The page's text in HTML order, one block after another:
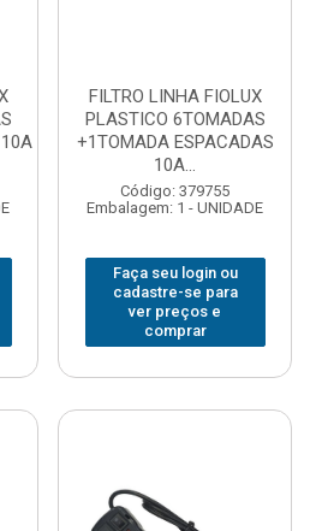
FILTRO LINHA FIOLUX
PLASTICO 6TOMADAS
+1TOMADA ESPACADAS
10A...
Código: 379755
Embalagem: 1 - UNIDADE
Faça seu login ou
cadastre-se para
ver preços e
comprar